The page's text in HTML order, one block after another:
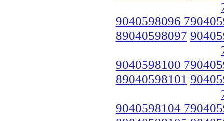
9040598096
89040598097
9040598100
89040598101
9040598104